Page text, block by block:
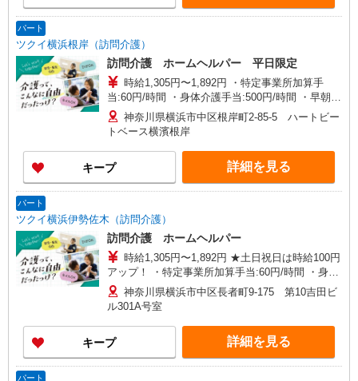
パート
ツクイ横浜根岸（訪問介護）
訪問介護 ホームヘルパー 平日限定
時給1,305円〜1,892円 ・特定事業所加算手
当:60円/時間 ・身体介護手当:500円/時間 ・早朝夜
間深夜手当:300円/時間 （18:00〜翌07:59の時間
帯） ・ICT手当:2,000円/月 ・深夜割増は別途支給
・ケア→ケアの移動時間も賃金（時給）を支給 ※
給与幅は資格・経験等による
神奈川県横浜市中区根岸町2-85-5 ハートビー
トベース横濱根岸
キープ 詳細を見る
パート
ツクイ横浜伊勢佐木（訪問介護）
訪問介護 ホームヘルパー
時給1,305円〜1,892円 ★土日祝日は時給100円
アップ！ ・特定事業所加算手当:60円/時間 ・身体
介護手当:500円/時間 ・早朝夜間深夜手当:300円/
時間 （18:00〜翌07:59の時間帯） ・ICT手
当:2,000円/月 ・深夜割増は別途支給 ・ケア→ケ
アの移動時間も賃金（時給）を支給 ※給与幅は資
格・経験等による
神奈川県横浜市中区長者町9-175 第10吉田ビ
ル301A号室
キープ 詳細を見る
パート